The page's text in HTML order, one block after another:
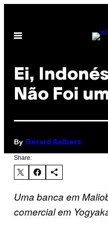
content
Open
Ei,
Não Foi
By Gerard Aalbers
Share:
Uma banca em
comercial em